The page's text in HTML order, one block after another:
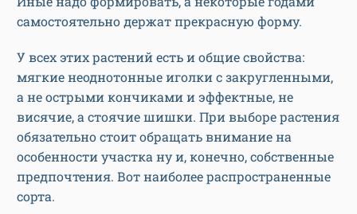
самостоятельно держат прекрасную форму.
У всех этих растений есть и общие свойства:
мягкие неоднотонные иголки с закругленными,
а не острыми кончиками и эффектные, не
висячие, а стоячие шишки. При выборе растения
обязательно стоит обращать внимание на
особенности участка ну и, конечно, собственные
предпочтения. Вот наиболее распространенные
сорта.